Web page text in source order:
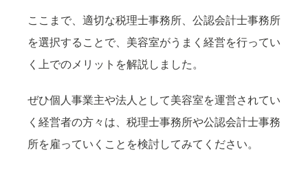
ここまで、適切な税理士事務所、公認会計士事務所
を選択することで、美容室がうまく経営を行ってい
く上でのメリットを解説しました。
ぜひ個人事業主や法人として美容室を運営されてい
く経営者の方々は、税理士事務所や公認会計士事務
所を雇っていくことを検討してみてください。